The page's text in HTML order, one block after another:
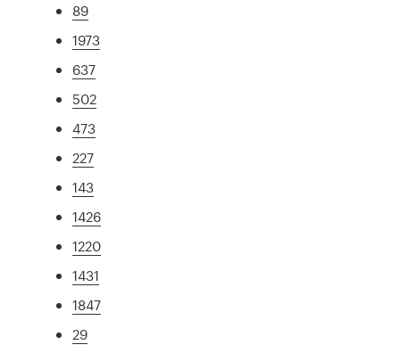
89
1973
637
502
473
227
143
1426
1220
1431
1847
29